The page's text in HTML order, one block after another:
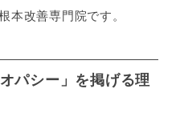
本改善専門院です。
パシー」を掲げる理